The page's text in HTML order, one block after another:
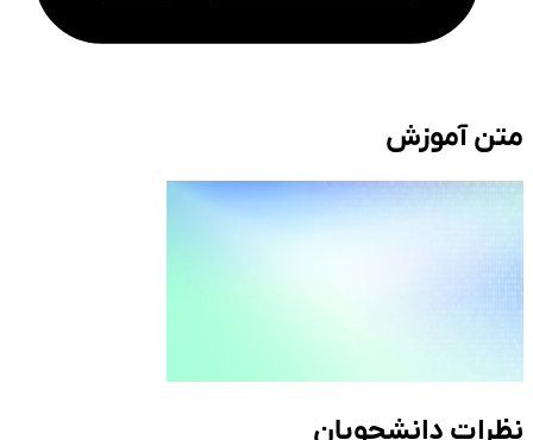
متن آموزش
نظرات دانشجویان